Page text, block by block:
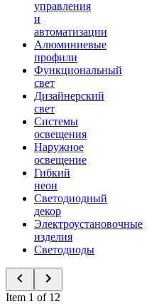
управления
и
автоматизации
Алюминиевые
профили
Функциональный
свет
Дизайнерский
свет
Системы
освещения
Наружное
освещение
Гибкий
неон
Светодиодный
декор
Электроустановочные
изделия
Светодиоды
Item 1 of 12